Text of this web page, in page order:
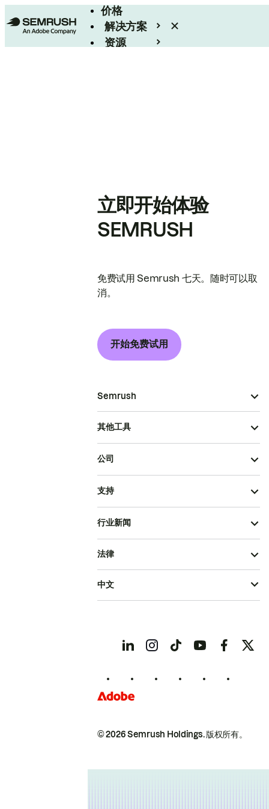
价格
解决方案
资源
立即开始体验
SEMRUSH
免费试用 Semrush 七天。随时可以取
消。
开始免费试用
Semrush
其他工具
公司
支持
行业新闻
© 2026 Semrush Holdings.版权所有。
法律
中文